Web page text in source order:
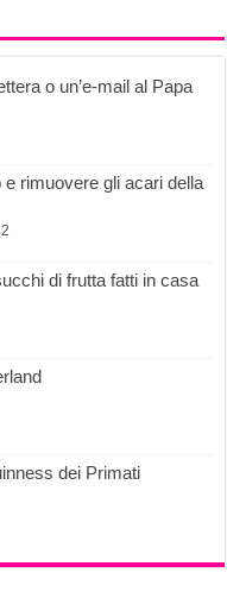
o un’e-mail al Papa
rimuovere gli acari della
2
di frutta fatti in casa
dei Primati